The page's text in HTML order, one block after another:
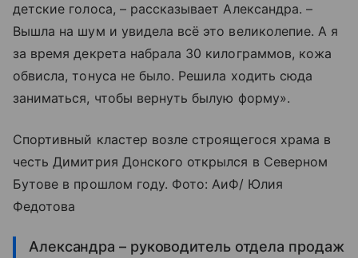
детские голоса, – рассказывает Александра. –
Вышла на шум и увидела всё это великолепие. А я
за время декрета набрала 30 килограммов, кожа
обвисла, тонуса не было. Решила ходить сюда
заниматься, чтобы вернуть былую форму».
Спортивный кластер возле строящегося храма в
честь Димитрия Донского открылся в Северном
Бутове в прошлом году. Фото: АиФ/ Юлия
Федотова
Александра – руководитель отдела продаж